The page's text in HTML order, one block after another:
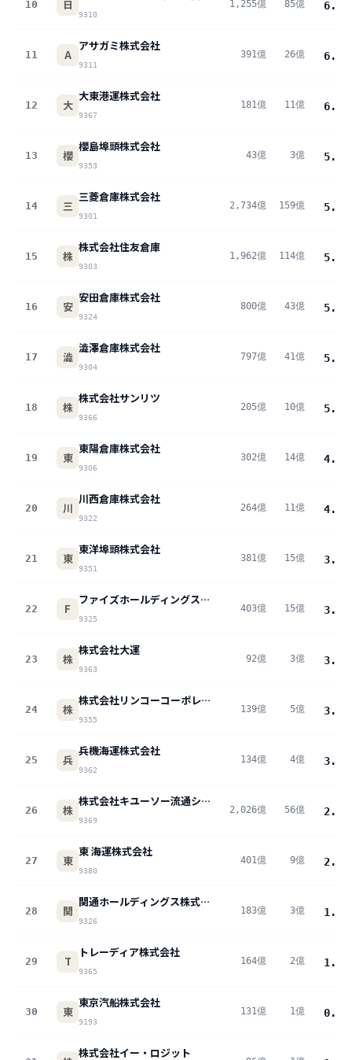
10 日
9310
1,255億 85億 6.8
11 A
アサガミ株式会社
9311
391億 26億 6.6
12 大
大東港運株式会社
9367
181億 11億 6.0
13 櫻
櫻島埠頭株式会社
9353
43億 3億 5.9
14 三
三菱倉庫株式会社
9301
2,734億 159億 5.8
15 株
株式会社住友倉庫
9303
1,962億 114億 5.8
16 安
安田倉庫株式会社
9324
800億 43億 5.4
17 澁
澁澤倉庫株式会社
9304
797億 41億 5.1
18 株
株式会社サンリツ
9366
205億 10億 5.0
19 東
東陽倉庫株式会社
9306
302億 14億 4.6
20 川
川西倉庫株式会社
9322
264億 11億 4.2
21 東
東洋埠頭株式会社
9351
381億 15億 3.9
22 F
ファイズホールディングス株式会社
9325
403億 15億 3.8
23 株
株式会社大運
9363
92億 3億 3.8
24 株
株式会社リンコーコーポレーション
9355
139億 5億 3.5
25 兵
兵機海運株式会社
9362
134億 4億 3.3
26 株
株式会社キユーソー流通システム
9369
2,026億 56億 2.8
27 東
東 海運株式会社
9380
401億 9億 2.2
28 関
関通ホールディングス株式会社
9326
183億 3億 1.7
29 T
トレーディア株式会社
9365
164億 2億 1.4
30 東
東京汽船株式会社
9193
131億 1億 0.8
株式会社イー・ロジット